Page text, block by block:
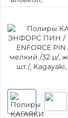
СМАЗКА
ЗАПАСНЫЕ